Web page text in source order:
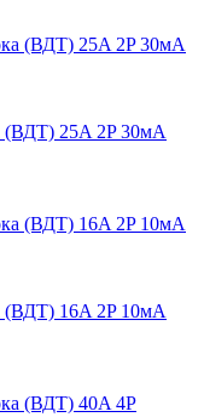
(ВДТ) 25A 2P 30мА
(ВДТ) 16A 2P 10мА